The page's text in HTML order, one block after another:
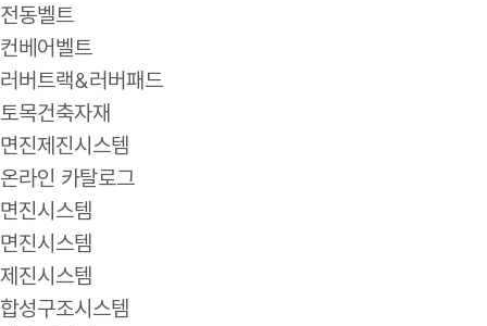
전동벨트
컨베어벨트
러버트랙&러버패드
토목건축자재
면진제진시스템
온라인 카탈로그
면진시스템
면진시스템
제진시스템
합성구조시스템